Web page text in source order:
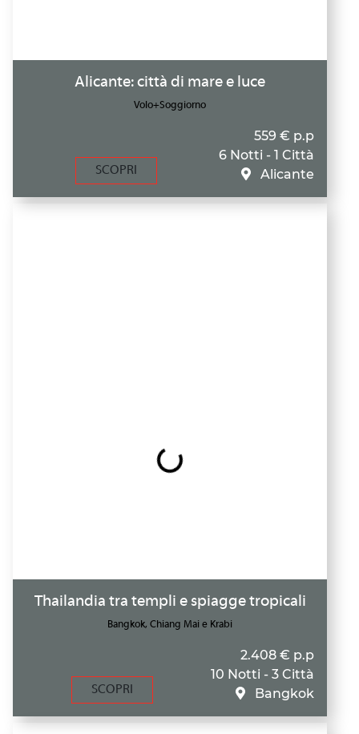
Alicante: città di mare e luce
Volo+Soggiorno
SCOPRI
559 € p.p
6 Notti - 1 Città
Alicante
Thailandia tra templi e spiagge tropicali
Bangkok, Chiang Mai e Krabi
SCOPRI
2.408 € p.p
10 Notti - 3 Città
Bangkok